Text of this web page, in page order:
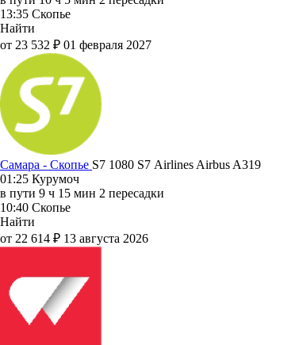
13:35 Скопье
Найти
от 23 532 ₽ 01 февраля 2027
Самара - Скопье S7 1080 S7 Airlines Airbus A319
01:25 Курумоч
в пути 9 ч 15 мин 2 пересадки
10:40 Скопье
Найти
от 22 614 ₽ 13 августа 2026